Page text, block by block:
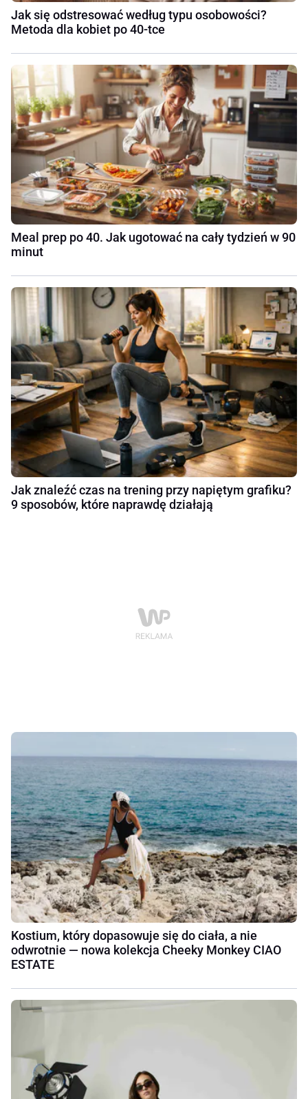
Jak się odstresować według typu osobowości?
Metoda dla kobiet po 40-tce
Meal prep po 40. Jak ugotować na cały tydzień w 90
minut
Jak znaleźć czas na trening przy napiętym grafiku?
9 sposobów, które naprawdę działają
Kostium, który dopasowuje się do ciała, a nie
odwrotnie — nowa kolekcja Cheeky Monkey CIAO
ESTATE